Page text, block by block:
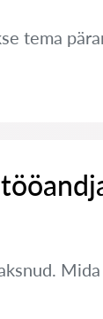
tema
Mida